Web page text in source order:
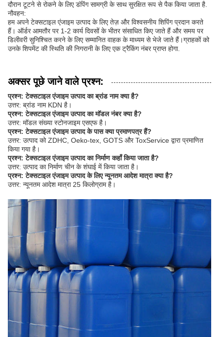
दौरान टूटने से रोकने के लिए डंपिंग सामग्री के साथ सुरक्षित रूप से पैक किया जाता है.
नौवहन:
हम अपने टेक्सटाइल एंजाइम उत्पाद के लिए तेज़ और विश्वसनीय शिपिंग प्रदान करते
हैं। ऑर्डर आमतौर पर 1-2 कार्य दिवसों के भीतर संसाधित किए जाते हैं और समय पर
डिलीवरी सुनिश्चित करने के लिए सम्मानित वाहक के माध्यम से भेजे जाते हैं।ग्राहकों को
उनके शिपमेंट की स्थिति की निगरानी के लिए एक ट्रैकिंग नंबर प्राप्त होगा.
अक्सर पूछे जाने वाले प्रश्न:
प्रश्न: टेक्सटाइल एंजाइम उत्पाद का ब्रांड नाम क्या है?
उत्तर: ब्रांड नाम KDN है।
प्रश्न: टेक्सटाइल एंजाइम उत्पाद का मॉडल नंबर क्या है?
उत्तर: मॉडल संख्या स्टोनजाइम एसएफ है।
प्रश्न: टेक्सटाइल एंजाइम उत्पाद के पास क्या प्रमाणपत्र हैं?
उत्तर: उत्पाद को ZDHC, Oeko-tex, GOTS और ToxService द्वारा प्रमाणित
किया गया है।
प्रश्न: टेक्सटाइल एंजाइम उत्पाद का निर्माण कहाँ किया जाता है?
उत्तर: उत्पाद का निर्माण चीन के शंघाई में किया जाता है।
प्रश्न: टेक्सटाइल एंजाइम उत्पाद के लिए न्यूनतम आदेश मात्रा क्या है?
उत्तर: न्यूनतम आदेश मात्रा 25 किलोग्राम है।